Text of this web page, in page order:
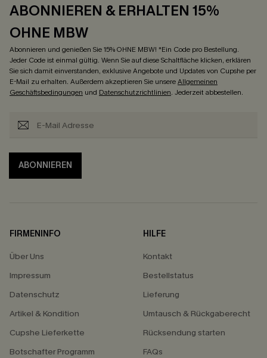
ABONNIEREN & ERHALTEN 15%
OHNE MBW
Abonnieren und genießen Sie 15% OHNE MBW! *Ein Code pro Bestellung.
Jeder Code ist einmal gültig. Wenn Sie auf diese Schaltfläche klicken, erklären
Sie sich damit einverstanden, exklusive Angebote und Updates von Cupshe per
E-Mail zu erhalten. Außerdem akzeptieren Sie unsereAllgemeinen
Geschäftsbedingungen und Datenschutzrichtlinien. Jederzeit abbestellen.
ABONNIEREN
FIRMENINFO
Über Uns
Impressum
Datenschutz
Artikel & Kondition
Cupshe Lieferkette
Botschafter Programm
HILFE
Kontakt
Bestellstatus
Lieferung
Umtausch & Rückgaberecht
Rücksendung starten
FAQs